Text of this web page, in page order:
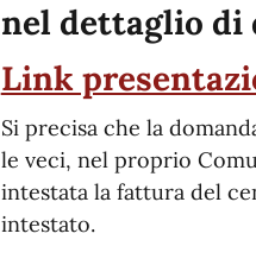
nel dettaglio di
Link
Si precisa che la
le veci, nel proprio
intestata la fattura del
intestato.